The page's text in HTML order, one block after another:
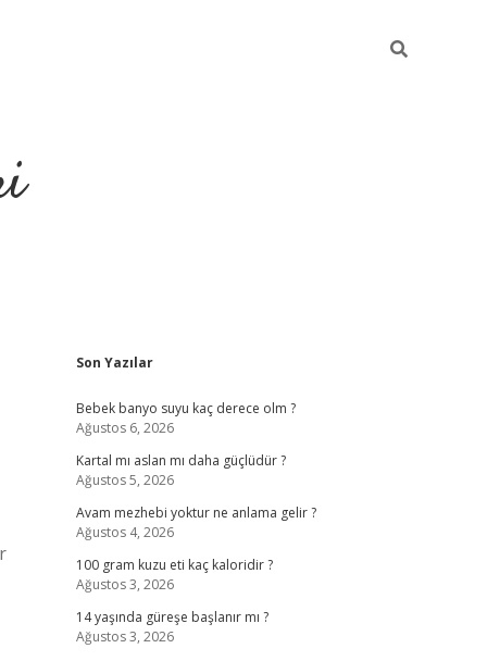
Sidebar
Son Yazılar
Bebek banyo suyu kaç derece olm ?
Ağustos 6, 2026
Kartal mı aslan mı daha güçlüdür ?
Ağustos 5, 2026
Avam mezhebi yoktur ne anlama gelir ?
Ağustos 4, 2026
100 gram kuzu eti kaç kaloridir ?
Ağustos 3, 2026
14 yaşında güreşe başlanır mı ?
Ağustos 3, 2026
bahis siteleri